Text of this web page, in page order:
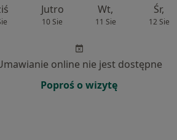
Jutro
10 Sie
Wt,
11 Sie
Śr,
12 Sie
online nie jest dostępne
Poproś o wizytę